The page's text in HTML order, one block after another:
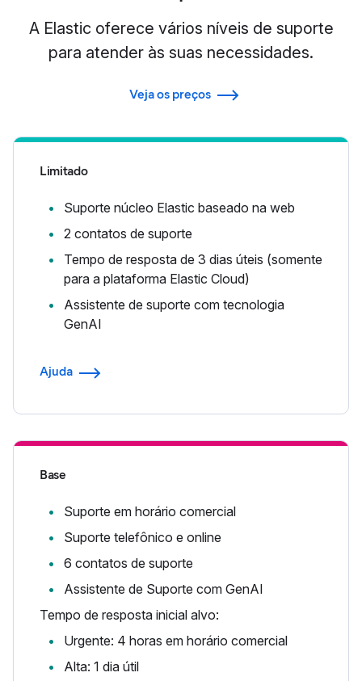
A Elastic oferece vários níveis de suporte
para atender às suas necessidades.
Veja os preços
Limitado
Suporte núcleo Elastic baseado na web
2 contatos de suporte
Tempo de resposta de 3 dias úteis (somente
para a plataforma Elastic Cloud)
Assistente de suporte com tecnologia
GenAI
Ajuda
Base
Suporte em horário comercial
Suporte telefônico e online
6 contatos de suporte
Assistente de Suporte com GenAI
Tempo de resposta inicial alvo:
Urgente: 4 horas em horário comercial
Alta: 1 dia útil